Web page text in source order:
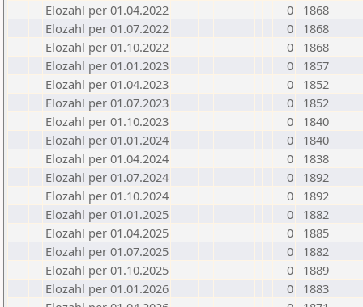
Elozahl per 01.04.2022
0
1868
Elozahl per 01.07.2022
0
1868
Elozahl per 01.10.2022
0
1868
Elozahl per 01.01.2023
0
1857
Elozahl per 01.04.2023
0
1852
Elozahl per 01.07.2023
0
1852
Elozahl per 01.10.2023
0
1840
Elozahl per 01.01.2024
0
1840
Elozahl per 01.04.2024
0
1838
Elozahl per 01.07.2024
0
1892
Elozahl per 01.10.2024
0
1892
Elozahl per 01.01.2025
0
1882
Elozahl per 01.04.2025
0
1885
Elozahl per 01.07.2025
0
1882
Elozahl per 01.10.2025
0
1889
Elozahl per 01.01.2026
0
1883